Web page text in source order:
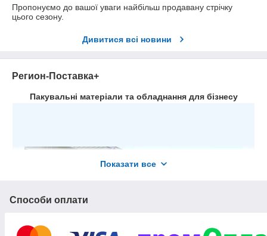
Пропонуємо до вашої уваги найбільш продавану стрічку
цього сезону.
Дивитися всі новини
Регион-Поставка+
Пакувальні матеріали та обладнання для бізнесу
Показати все
Способи оплати